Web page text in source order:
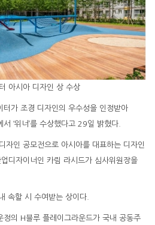
아시아 디자인 상 수상
터가 조경 디자인의 우수성을 인정받아
‘위너’를 수상했다고 29일 밝혔다.
자인 공모전으로 아시아를 대표하는 디자인
디자이너인 카림 라시드가 심사위원장을
속할 시 수여받는 상이다.
정의 H블루 플레이그라운드가 국내 공동주